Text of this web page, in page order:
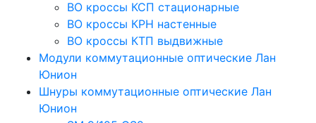
ВО кроссы КСП стационарные
ВО кроссы КРН настенные
ВО кроссы КТП выдвижные
Модули коммутационные оптические Лан
Юнион
Шнуры коммутационные оптические Лан
Юнион